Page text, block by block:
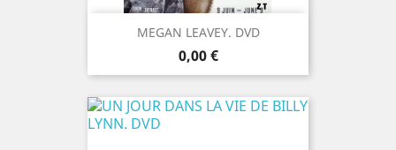
MEGAN LEAVEY. DVD
Prix
0,00 €